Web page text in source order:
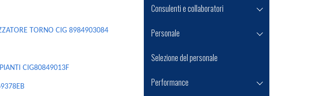
TORNO CIG 8984903084
CIG80849013F
Consulenti e collaboratori
Personale
Selezione del personale
Performance